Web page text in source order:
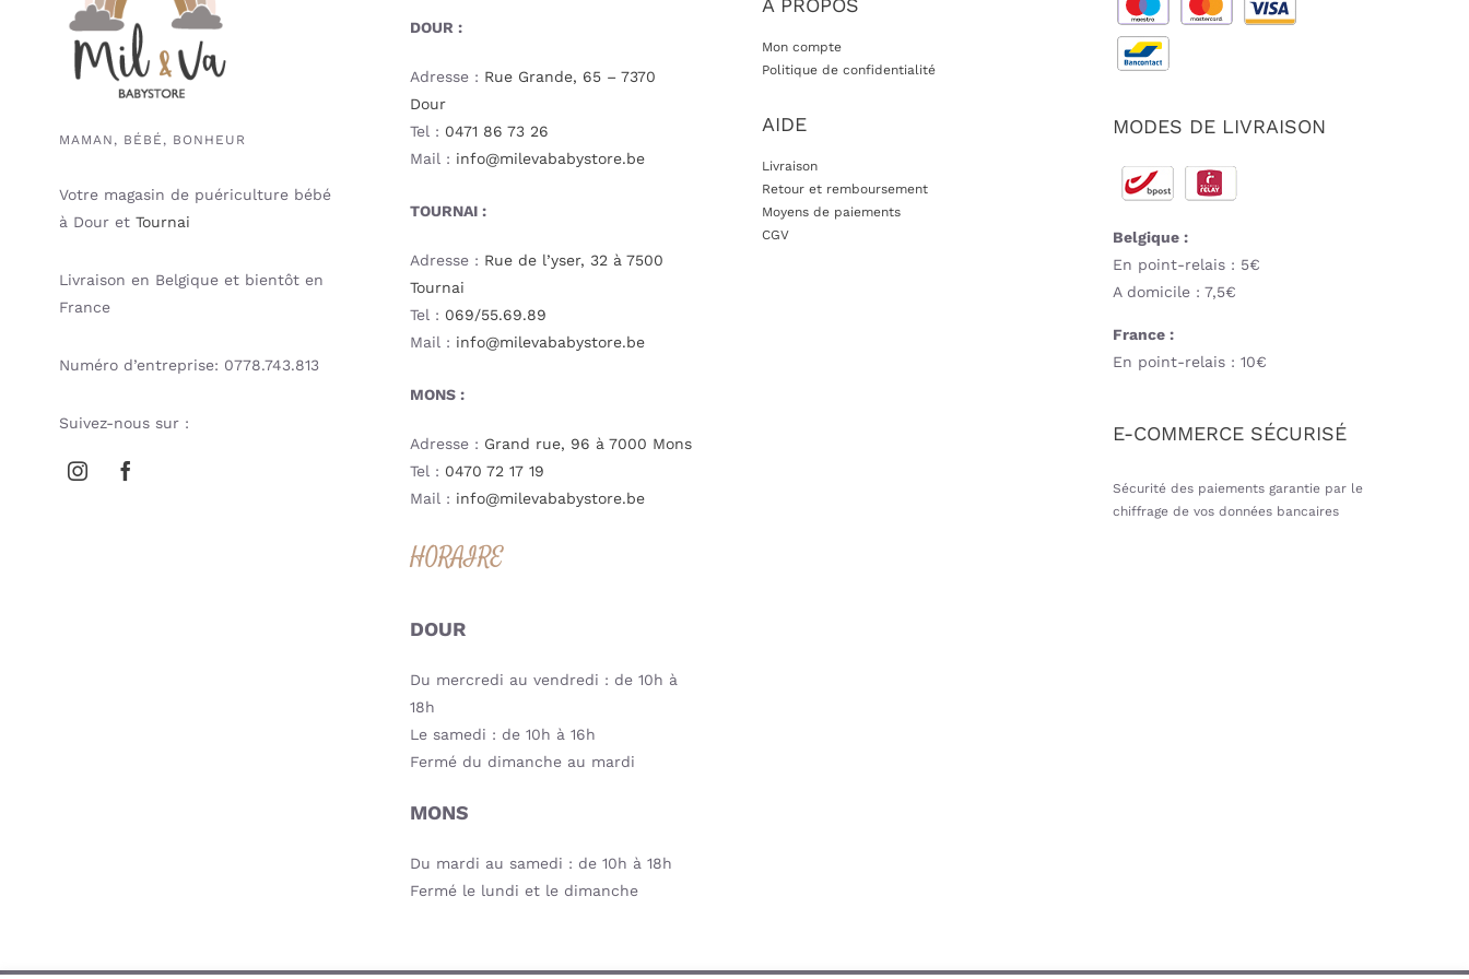
MAMAN, BÉBÉ, BONHEUR
Votre magasin de puériculture bébé
à Dour et Tournai
Livraison en Belgique et bientôt en
France
Numéro d’entreprise: 0778.743.813
Suivez-nous sur :
DOUR :
Adresse : Rue Grande, 65 – 7370
Dour
Tel : 0471 86 73 26
Mail : info@milevababystore.be
TOURNAI :
Adresse : Rue de l’yser, 32 à 7500
Tournai
Tel : 069/55.69.89
Mail : info@milevababystore.be
MONS :
Adresse : Grand rue, 96 à 7000 Mons
Tel : 0470 72 17 19
Mail : info@milevababystore.be
HORAIRE
DOUR
Du mercredi au vendredi : de 10h à
18h
Le samedi : de 10h à 16h
Fermé du dimanche au mardi
MONS
Du mardi au samedi : de 10h à 18h
Fermé le lundi et le dimanche
Mon compte
Politique de confidentialité
AIDE
Livraison
Retour et remboursement
Moyens de paiements
CGV
MODES DE LIVRAISON
Belgique :
En point-relais : 5€
A domicile : 7,5€
France :
En point-relais : 10€
E-COMMERCE SÉCURISÉ
Sécurité des paiements garantie par le
chiffrage de vos données bancaires